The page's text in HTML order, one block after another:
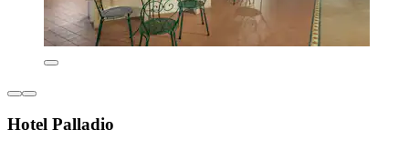
Hotel Palladio